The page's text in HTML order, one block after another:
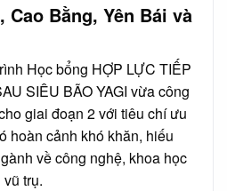
Bằng, Yên Bái và
Học bổng HỢP LỰC TIẾP
SIÊU BÃO YAGI vừa công
giai đoạn 2 với tiêu chí ưu
hoàn cảnh khó khăn, hiếu
về công nghệ, khoa học
trụ.